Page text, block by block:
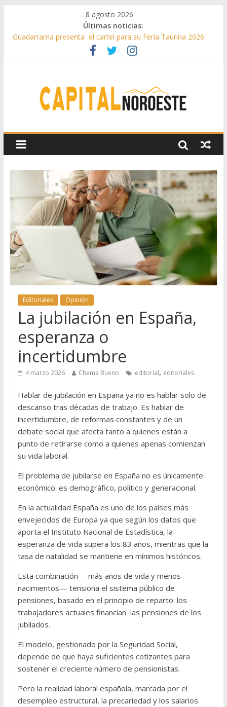
8 agosto 2026
Últimas noticias:
Guadarrama presenta el cartel para su Feria Taurina 2026
Hey Kid e Inazio en ‘La Gran Noche del Indie’ de las fiestas
Boadilla destinó más de 11 millones de euros a ayudas y
beneficios fiscales en 2025
Editoriales Opinión
La jubilación en España,
esperanza o
incertidumbre
4 marzo 2026 Chema Bueno editorial, editoriales
Hablar de jubilación en España ya no es hablar solo de
descanso tras décadas de trabajo. Es hablar de
incertidumbre, de reformas constantes y de un
debate social que afecta tanto a quienes están a
punto de retirarse como a quienes apenas comienzan
su vida laboral.
El problema de jubilarse en España no es únicamente
económico: es demográfico, político y generacional.
En la actualidad España es uno de los países más
envejecidos de Europa ya que según los datos que
aporta el Instituto Nacional de Estadística, la
esperanza de vida supera los 83 años, mientras que la
tasa de natalidad se mantiene en mínimos históricos.
Esta combinación —más años de vida y menos
nacimientos— tensiona el sistema público de
pensiones, basado en el principio de reparto: los
trabajadores actuales financian las pensiones de los
jubilados.
El modelo, gestionado por la Seguridad Social,
depende de que haya suficientes cotizantes para
sostener el creciente número de pensionistas.
Pero la realidad laboral española, marcada por el
desempleo estructural, la precariedad y los salarios